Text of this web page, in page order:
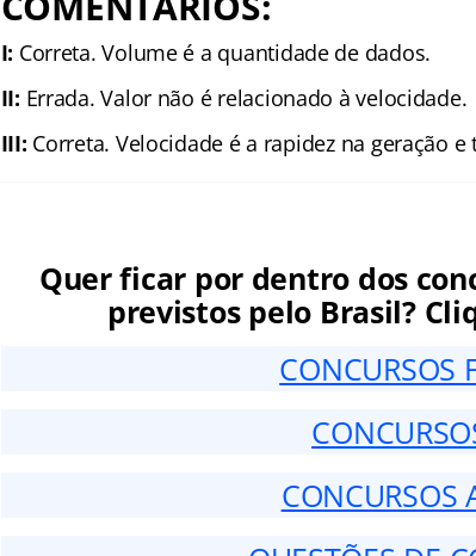
I: Correta. Volume é a quantidade de dados.
II: Errada. Valor não é relacionado à velocidade.
III: Correta. Velocidade é a rapidez na geração
Quer ficar por dentro dos
previstos pelo Brasil?
CONCURSOS
CONCURSOS